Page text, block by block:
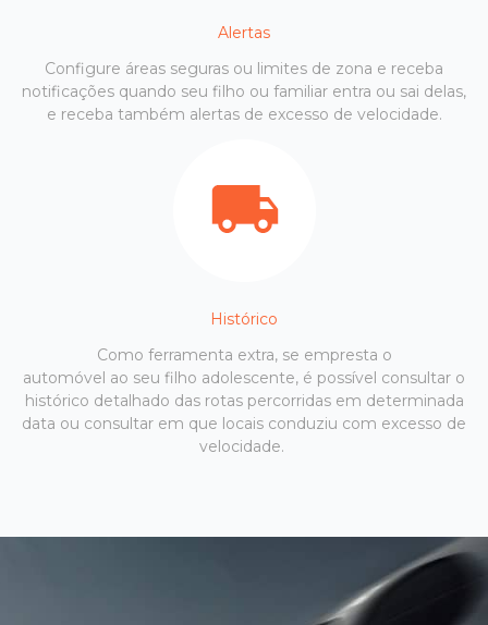
Alertas
Configure áreas seguras ou limites de zona e receba
notificações quando seu filho ou familiar entra ou sai delas,
e receba também alertas de excesso de velocidade.
Histórico
Como ferramenta extra, se empresta o
automóvel ao seu filho adolescente, é possível consultar o
histórico detalhado das rotas percorridas em determinada
data ou consultar em que locais conduziu com excesso de
velocidade.